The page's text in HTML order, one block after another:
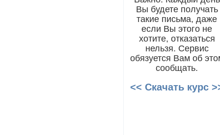
Вы будете получать
такие письма, даже
если Вы этого не
хотите, отказаться
нельзя. Сервис
обязуется Вам об
сообщать.
<< Скачать курс